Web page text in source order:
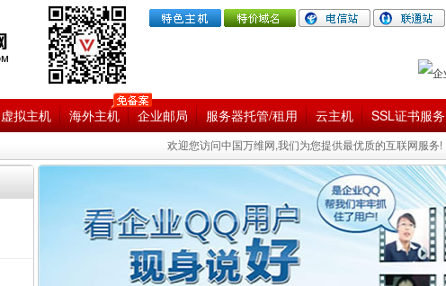
欢迎您访问中国万维网,我们为您提供最优质的互联网服务!
虚拟主机 海外主机 企业邮局 服务器托管/租用 云主机 SSL证书服务